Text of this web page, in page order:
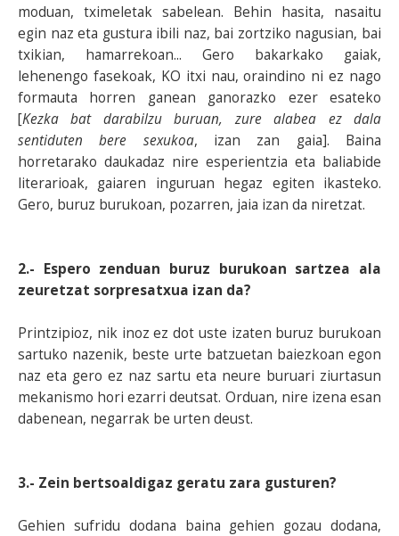
moduan, tximeletak sabelean. Behin hasita, nasaitu
egin naz eta gustura ibili naz, bai zortziko nagusian, bai
txikian, hamarrekoan... Gero bakarkako gaiak,
lehenengo fasekoak, KO itxi nau, oraindino ni ez nago
formauta horren ganean ganorazko ezer esateko
[Kezka bat darabilzu buruan, zure alabea ez dala
sentiduten bere sexukoa, izan zan gaia]. Baina
horretarako daukadaz nire esperientzia eta baliabide
literarioak, gaiaren inguruan hegaz egiten ikasteko.
Gero, buruz burukoan, pozarren, jaia izan da niretzat.
2.- Espero zenduan buruz burukoan sartzea ala
zeuretzat sorpresatxua izan da?
Printzipioz, nik inoz ez dot uste izaten buruz burukoan
sartuko nazenik, beste urte batzuetan baiezkoan egon
naz eta gero ez naz sartu eta neure buruari ziurtasun
mekanismo hori ezarri deutsat. Orduan, nire izena esan
dabenean, negarrak be urten deust.
3.- Zein bertsoaldigaz geratu zara gusturen?
Gehien sufridu dodana baina gehien gozau dodana,